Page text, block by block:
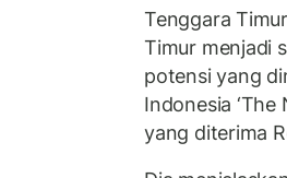
Tenggara
Timur menjadi
potensi yang
Indonesia
yang diterima